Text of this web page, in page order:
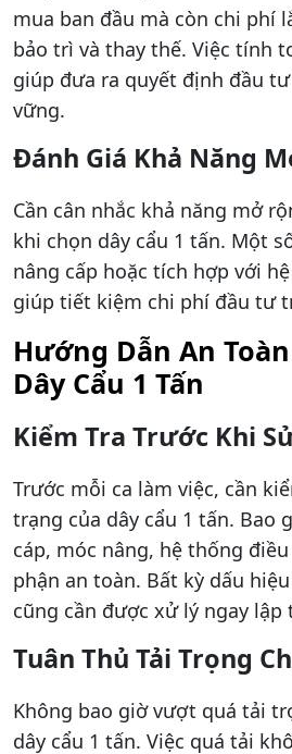
mua ban đầu mà còn chi phí
bảo trì và thay thế. Việc tính
giúp đưa ra quyết định đầu
vững.
Đánh Giá Khả Năng
Cần cân nhắc khả năng mở
khi chọn dây cẩu 1 tấn. Một
nâng cấp hoặc tích hợp với
giúp tiết kiệm chi phí đầu tư
Hướng Dẫn An
Dây Cẩu 1 Tấn
Kiểm Tra Trước Khi
Trước mỗi ca làm việc, cần
trạng của dây cẩu 1 tấn. Bao
cáp, móc nâng, hệ thống
phận an toàn. Bất kỳ dấu
cũng cần được xử lý ngay lập
Tuân Thủ Tải Trọng
Không bao giờ vượt quá tải
dây cẩu 1 tấn. Việc quá tải